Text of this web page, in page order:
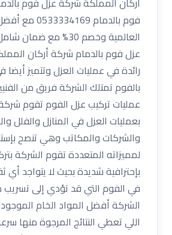
فوم بالدمام
العالمية وخصم 30% مع
عزل فوم بالدمام شركة أركان
رائدة في عمليات العزل وتتميز
بالفوم تمتلك الشركة فريق من
عمليات تركيب عزل الفوم تقوم
بعمليات العزل في المنازل والفلل
والشركات والمكاتب وهي تنصح
لمميزاته المتعددة تقوم الشركة
بإحترافية شديدة بحيث لا يتواجد
في الفوم التي قد تؤدي إلى تسريب
الشركة أفضل المواد الخام
اللي تعطي النتائج المرجوة منها